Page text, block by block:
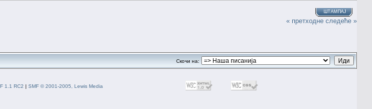
ШТАМПАЈ
« претходне следеће »
Скочи на:
1.1 RC2 | SMF © 2001-2005, Lewis Media